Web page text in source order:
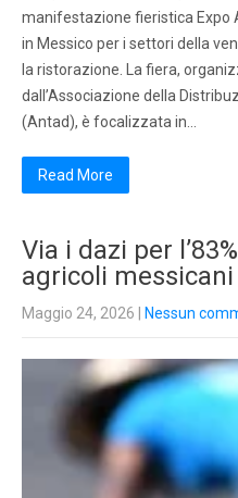
manifestazione fieristica Expo
in Messico per i settori della
la ristorazione. La fiera,
dall’Associazione della
(Antad), è focalizzata in…
Read More
Via i dazi per
agricoli messicani
Maggio 24, 2026 Nessun